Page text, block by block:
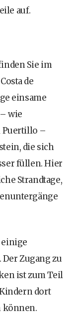
auf.
Sie im
de
einsame
wie
Puertillo –
die sich
füllen. Hier
Strandtage,
einige
Zugang zu
ist zum Teil
dort
können.